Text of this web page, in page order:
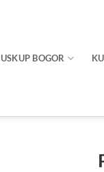
USKUP BOGOR